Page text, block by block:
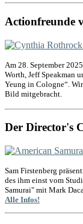
Actionfreunde
Am 28. September
Worth, Jeff Speakman
Yeung in Cologne“.
Bild mitgebracht.
Der Director's
Sam Firstenberg
des ihm einst vom
Samurai" mit Mark
Alle Infos!